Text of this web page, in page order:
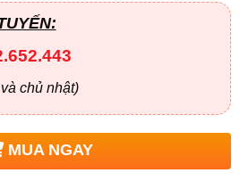
chủ nhật)
MUA NGAY